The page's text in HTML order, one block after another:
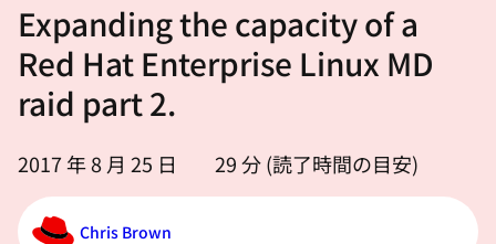
さ
Expanding the capacity of a
Red Hat Enterprise Linux MD
raid part 2.
2017 年 8 月 25 日 29分 (読了時間の目安)
Chris Brown